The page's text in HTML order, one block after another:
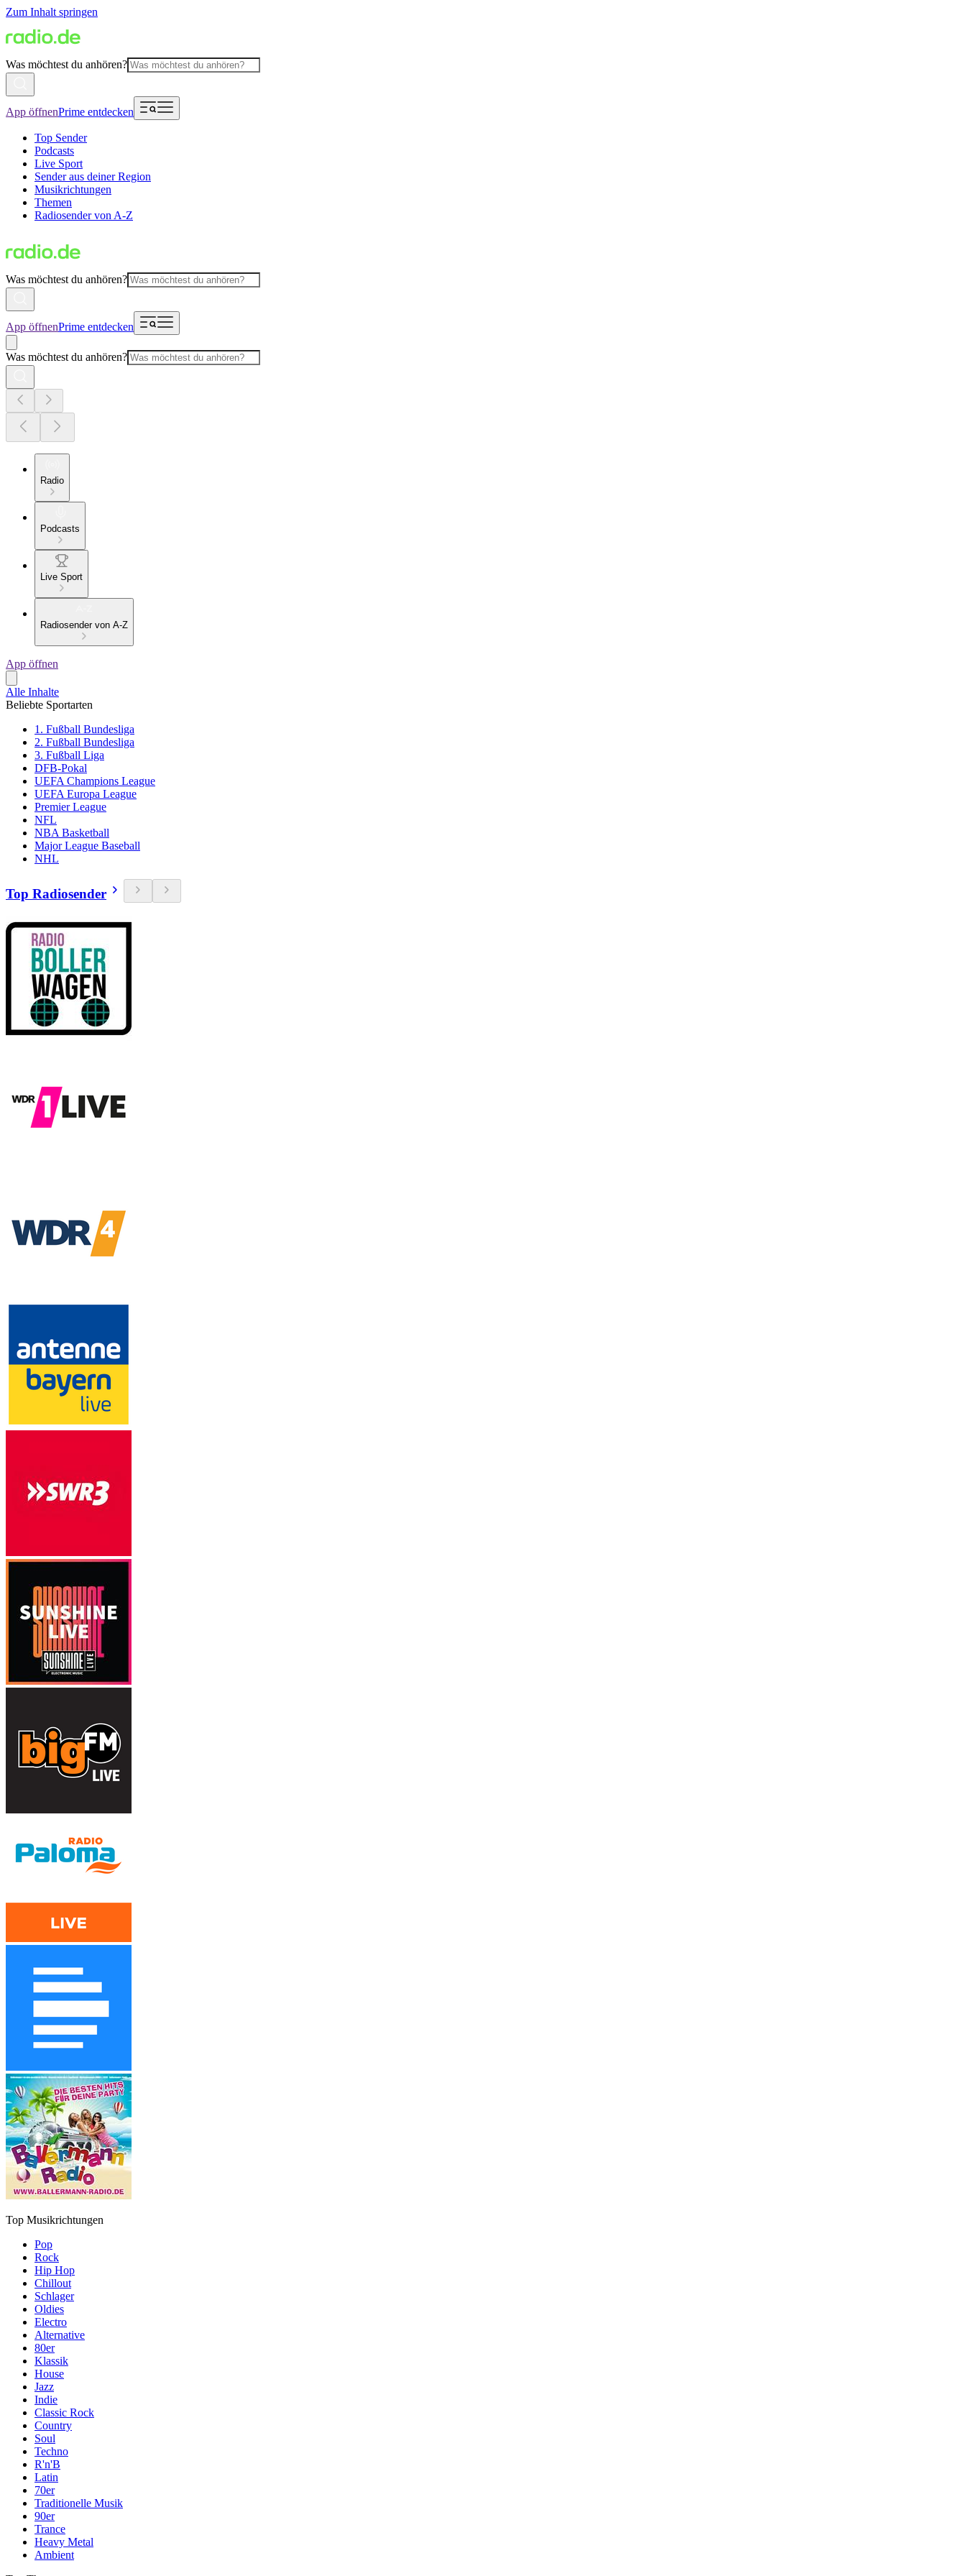
Zum Inhalt springen
Was möchtest du anhören?
App öffnenPrime entdecken
Top Sender
Podcasts
Live Sport
Sender aus deiner Region
Musikrichtungen
Themen
Radiosender von A-Z
Was möchtest du anhören?
App öffnenPrime entdecken
Was möchtest du anhören?
Radio
Podcasts
Live Sport
Radiosender von A-Z
App öffnen
Alle Inhalte
Beliebte Sportarten
1. Fußball Bundesliga
2. Fußball Bundesliga
3. Fußball Liga
DFB-Pokal
UEFA Champions League
UEFA Europa League
Premier League
NFL
NBA Basketball
Major League Baseball
NHL
Top Radiosender
Top Musikrichtungen
Pop
Rock
Hip Hop
Chillout
Schlager
Oldies
Electro
Alternative
80er
Klassik
House
Jazz
Indie
Classic Rock
Country
Soul
Techno
R'n'B
Latin
70er
Traditionelle Musik
90er
Trance
Heavy Metal
Ambient